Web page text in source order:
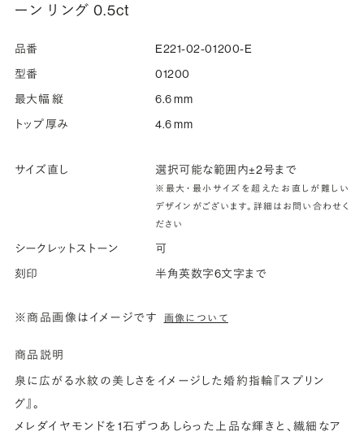
ーン リング 0.5ct
品番
E221-02-01200-E
型番
01200
最大幅 縦
6.6 mm
トップ厚み
4.6 mm
サイズ直し 選択可能な範囲内±2号まで
※最大・最小サイズを超えたお直しが難しい
デザインがございます。詳細はお問い合わせく
ださい
シークレットストーン
可
刻印
半角英数字6文字まで
※商品画像はイメージです 画像について
商品説明
泉に広がる水紋の美しさをイメージした婚約指輪『スプリン
グ』。
メレダイヤモンドを1石ずつあしらった上品な輝きと、繊細なア